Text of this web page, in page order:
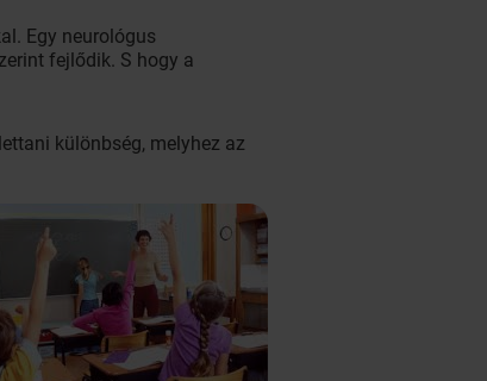
Egy neurológus
fejlődik. S hogy a
különbség, melyhez az